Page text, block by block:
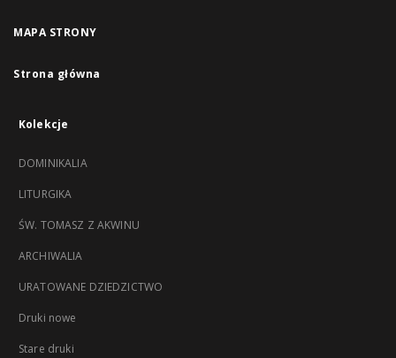
MAPA STRONY
Strona główna
Kolekcje
DOMINIKALIA
LITURGIKA
ŚW. TOMASZ Z AKWINU
ARCHIWALIA
URATOWANE DZIEDZICTWO
Druki nowe
Stare druki